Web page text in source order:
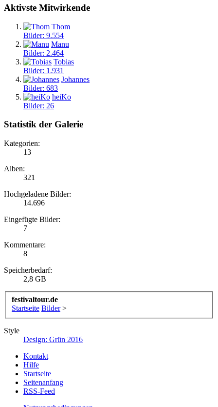
Aktivste Mitwirkende
Thom
Bilder: 9.554
Manu
Bilder: 2.464
Tobias
Bilder: 1.931
Johannes
Bilder: 683
heiKo
Bilder: 26
Statistik der Galerie
Kategorien:
13
Alben:
321
Hochgeladene Bilder:
14.696
Eingefügte Bilder:
7
Kommentare:
8
Speicherbedarf:
2,8 GB
festivaltour.de
Startseite Bilder >
Style
Design: Grün 2016
Kontakt
Hilfe
Startseite
Seitenanfang
RSS-Feed